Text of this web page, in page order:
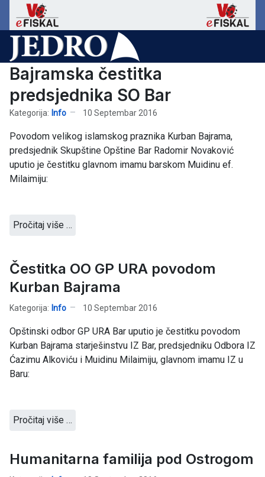
Bajramska čestitka
predsjednika SO Bar
Kategorija: Info 10 Septembar 2016
Povodom velikog islamskog praznika Kurban Bajrama,
predsjednik Skupštine Opštine Bar Radomir Novaković
uputio je čestitku glavnom imamu barskom Muidinu ef.
Milaimiju:
Pročitaj više …
Čestitka OO GP URA povodom
Kurban Bajrama
Kategorija: Info 10 Septembar 2016
Opštinski odbor GP URA Bar uputio je čestitku povodom
Kurban Bajrama starješinstvu IZ Bar, predsjedniku Odbora IZ
Ćazimu Alkoviću i Muidinu Milaimiju, glavnom imamu IZ u
Baru:
Pročitaj više …
Humanitarna familija pod Ostrogom